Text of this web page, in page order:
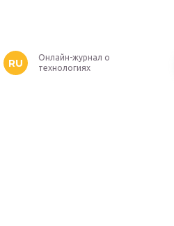
RU
Онлайн-журнал о
технологиях